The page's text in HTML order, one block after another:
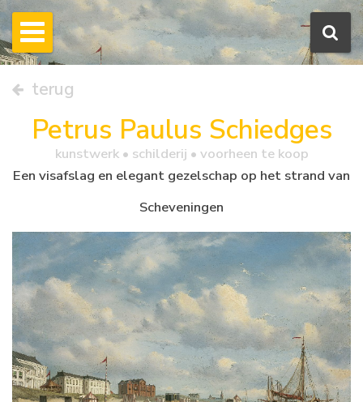
terug
Petrus Paulus Schiedges
kunstwerk • schilderij • voorheen te koop
Een visafslag en elegant gezelschap op het strand van
Scheveningen